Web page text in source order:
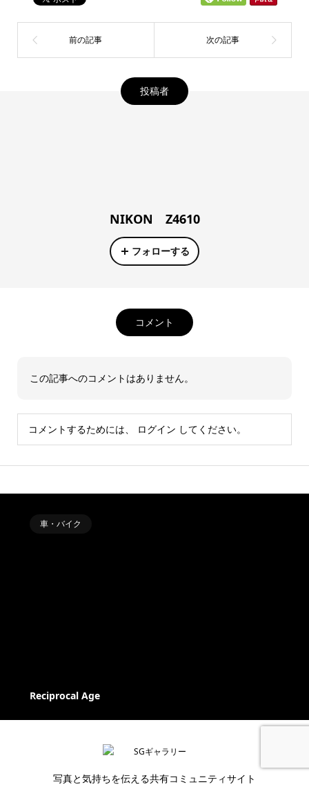
投稿者
NIKON Z4610
フォローする
コメント
この記事へのコメントはありません。
コメントするためには、 ログイン してください。
車・バイク
Reciprocal Age
写真と気持ちを伝える共有コミュニティサイト